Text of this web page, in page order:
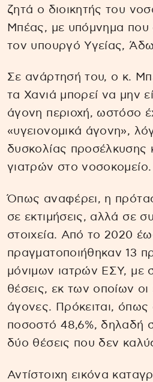
ζητά ο διοικητής του
Μπέας, με υπόμνημα που
τον υπουργό Υγείας,
Σε ανάρτησή του, ο κ.
τα Χανιά μπορεί να μην
άγονη περιοχή, ωστόσο
«υγειονομικά άγονη»,
δυσκολίας προσέλκυσης
γιατρών στο νοσοκομείο.
Όπως αναφέρει, η
σε εκτιμήσεις, αλλά σε
στοιχεία. Από το 2020
πραγματοποιήθηκαν 13
μόνιμων ιατρών ΕΣΥ, με
θέσεις, εκ των οποίων
άγονες. Πρόκειται, όπως
ποσοστό 48,6%, δηλαδή
δύο θέσεις που δεν
Αντίστοιχη εικόνα